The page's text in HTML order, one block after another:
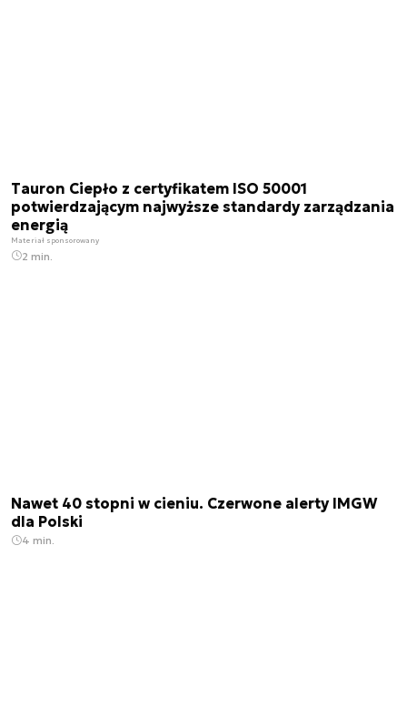
Tauron Ciepło z certyfikatem ISO 50001
potwierdzającym najwyższe standardy zarządzania
energią
Materiał sponsorowany
2 min.
Nawet 40 stopni w cieniu. Czerwone alerty IMGW
dla Polski
4 min.